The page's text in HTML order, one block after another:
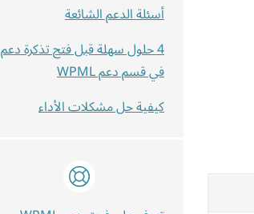
أسئلة الدعم الشائعة
4 حلول سهلة قبل فتح تذكرة دعم
في قسم دعم WPML
كيفية حل مشكلات الأداء